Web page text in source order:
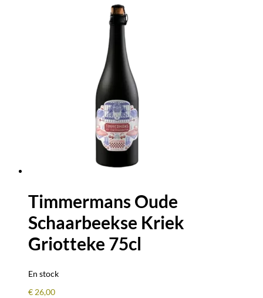
Timmermans Oude
Schaarbeekse Kriek
Griotteke 75cl
En stock
€ 26,00